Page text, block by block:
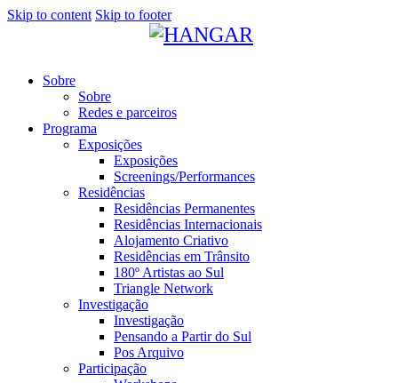
Skip to content Skip to footer
Sobre
Sobre
Redes e parceiros
Programa
Exposições
Exposições
Screenings/Performances
Residências
Residências Permanentes
Residências Internacionais
Alojamento Criativo
Residências em Trânsito
180º Artistas ao Sul
Triangle Network
Investigação
Investigação
Pensando a Partir do Sul
Pos Arquivo
Participação